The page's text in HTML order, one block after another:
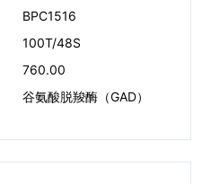
BPC1516
100T/48S
760.00
谷氨酸脱羧酶（GAD）